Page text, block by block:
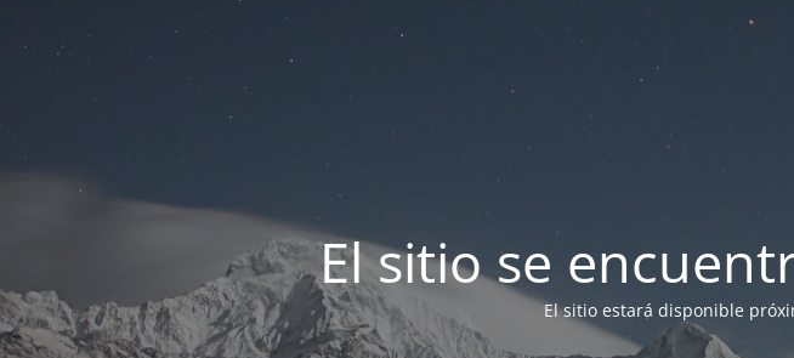
El sitio se
El sitio estará disponible